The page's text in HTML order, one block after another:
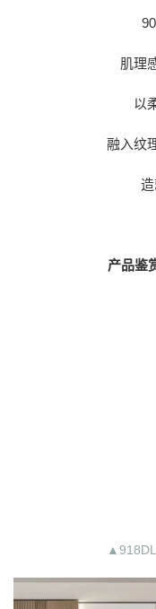
肌理
以
融入纹
产品鉴